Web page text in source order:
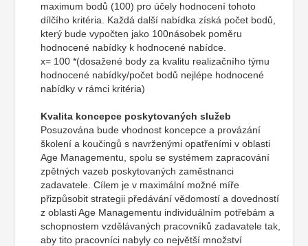
maximum bodů (100) pro účely hodnocení tohoto
dílčího kritéria. Každá další nabídka získá počet bodů,
který bude vypočten jako 100násobek poměru
hodnocené nabídky k hodnocené nabídce.
x= 100 *(dosažené body za kvalitu realizačního týmu
hodnocené nabídky/počet bodů nejlépe hodnocené
nabídky v rámci kritéria)
Kvalita koncepce poskytovaných služeb
Posuzována bude vhodnost koncepce a provázání
školení a koučingů s navrženými opatřeními v oblasti
Age Managementu, spolu se systémem zapracování
zpětných vazeb poskytovaných zaměstnanci
zadavatele. Cílem je v maximální možné míře
přizpůsobit strategii předávání vědomostí a dovedností
z oblasti Age Managementu individuálním potřebám a
schopnostem vzdělávaných pracovníků zadavatele tak,
aby tito pracovníci nabyly co největší množství